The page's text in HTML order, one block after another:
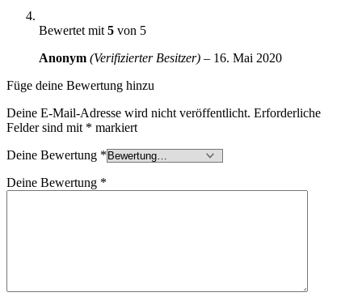
Bewertet mit 5 von 5
Anonym (Verifizierter Besitzer) – 16. Mai 2020
Füge deine Bewertung hinzu
Deine E-Mail-Adresse wird nicht veröffentlicht. Erforderliche
Felder sind mit * markiert
Deine Bewertung *
Deine Bewertung *